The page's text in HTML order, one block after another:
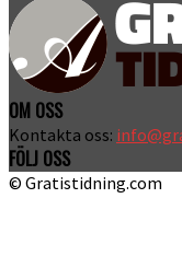
OM OSS
Kontakta oss:
FÖLJ OSS
© Gratistidning.com